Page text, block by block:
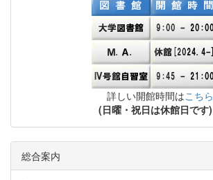
詳しい開館時間はこちら
(日曜・祝日は休館日です)
総合案内